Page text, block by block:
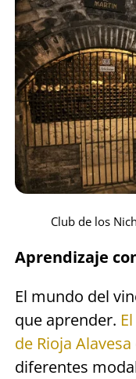
Club de los
Aprendizaje
El mundo del
que aprender.
de Rioja Alavesa
diferentes